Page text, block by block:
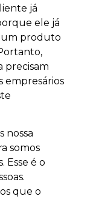
já
ele já
um produto
precisam
empresários
nossa
somos
Esse é o
que o